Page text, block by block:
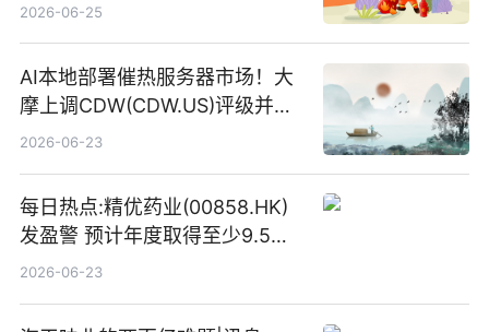
2026-06-25
AI本地部署催热服务器市场！大
摩上调CDW(CDW.US)评级并看
高IBM(IBM.US)戴尔(DELL.US)
2026-06-23
每日热点:精优药业(00858.HK)
发盈警 预计年度取得至少9.5亿
港元的亏损 同比盈转亏
2026-06-23